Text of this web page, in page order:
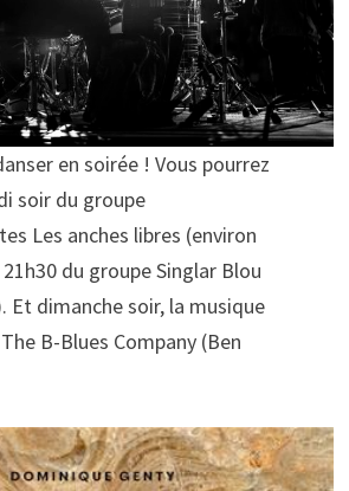
en soirée ! Vous pourrez
soir du groupe
Les anches libres (environ
du groupe Singlar Blou
Et dimanche soir, la musique
B-Blues Company (Ben